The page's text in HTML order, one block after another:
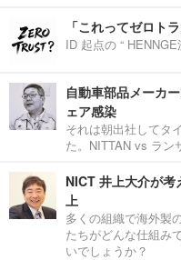
「これってゼロト
ID 起点の “
自動車部品メーカ
ェア感染
それは朝出社してタ
た。NITTAN vs ラン
NICT 井上大介が
上
多くの組織で海外製
たちがどんな仕組み
いでしょうか？